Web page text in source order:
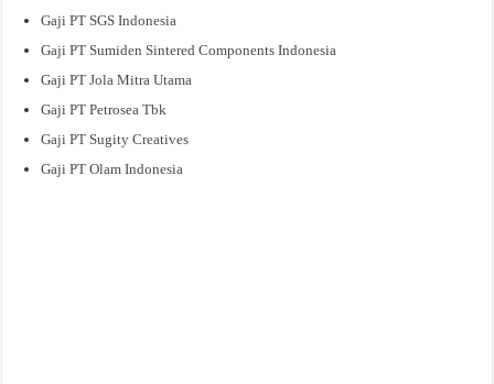
Gaji PT SGS Indonesia
Gaji PT Sumiden Sintered Components Indonesia
Gaji PT Jola Mitra Utama
Gaji PT Petrosea Tbk
Gaji PT Sugity Creatives
Gaji PT Olam Indonesia